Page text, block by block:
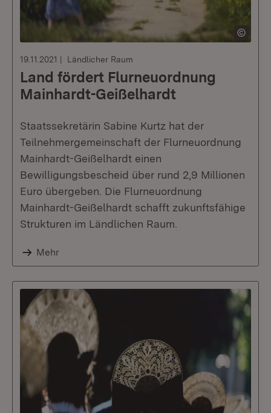
19.11.2021 Ländlicher Raum
Land fördert Flurneuordnung
Mainhardt-Geißelhardt
Staatssekretärin Sabine Kurtz hat der
Teilnehmergemeinschaft der Flurneuordnung
Mainhardt-Geißelhardt einen
Bewilligungsbescheid über rund 2,9 Millionen
Euro übergeben. Die Flurneuordnung
Mainhardt-Geißelhardt schafft zukunftsfähige
Strukturen im Ländlichen Raum.
Mehr